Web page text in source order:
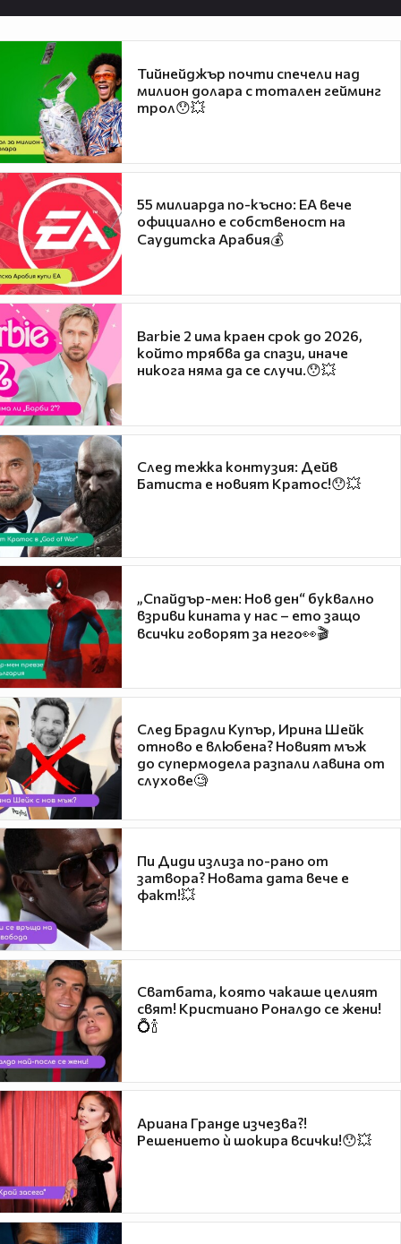
Тийнейджър почти спечели над
милион долара с тотален гейминг
трол😯💥
55 милиарда по-късно: EA вече
официално е собственост на
Саудитска Арабия💰
Barbie 2 има краен срок до 2026,
който трябва да спази, иначе
никога няма да се случи.😯💥
След тежка контузия: Дейв
Батиста е новият Кратос!😯💥
„Спайдър-мен: Нов ден“ буквално
взриви кината у нас – ето защо
всички говорят за него👀🎬
След Брадли Купър, Ирина Шейк
отново е влюбена? Новият мъж
до супермодела разпали лавина от
слухове🧐
Пи Диди излиза по-рано от
затвора? Новата дата вече е
факт!💥
Сватбата, която чакаше целият
свят! Кристиано Роналдо се жени!
💍🍾
Ариана Гранде изчезва?!
Решението ѝ шокира всички!😯💥